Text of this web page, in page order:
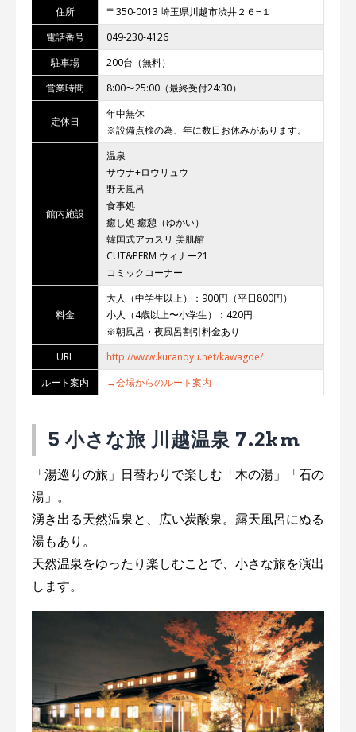
住所
〒350-0013 埼玉県川越市渋井２６−１
電話番号
049-230-4126
駐車場
200台（無料）
営業時間
8:00〜25:00（最終受付24:30）
定休日
年中無休
※設備点検の為、年に数日お休みがあります。
館内施設
温泉
サウナ+ロウリュウ
野天風呂
食事処
癒し処 癒憩（ゆかい）
韓国式アカスリ 美肌館
CUT&PERM ウィナー21
コミックコーナー
料金
大人（中学生以上）：900円（平日800円）
小人（4歳以上〜小学生）：420円
※朝風呂・夜風呂割引料金あり
URL
http://www.kuranoyu.net/kawagoe/
ルート案内
→会場からのルート案内
5 小さな旅 川越温泉 7.2km
「湯巡りの旅」日替わりで楽しむ「木の湯」「石の
湯」。
湧き出る天然温泉と、広い炭酸泉。露天風呂にぬる
湯もあり。
天然温泉をゆったり楽しむことで、小さな旅を演出
します。